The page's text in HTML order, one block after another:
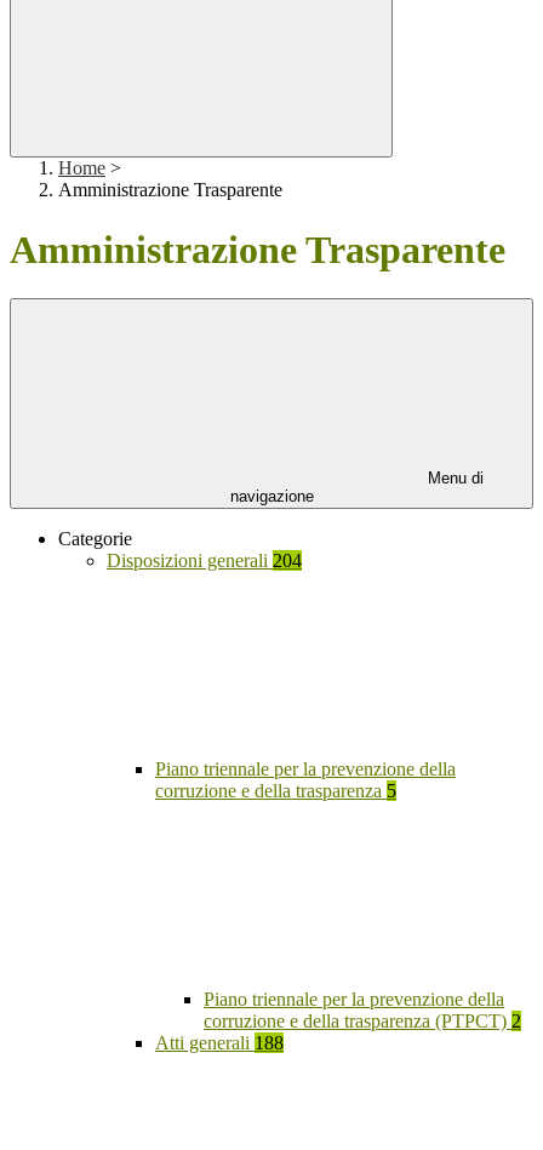
Home >
Amministrazione Trasparente
Amministrazione Trasparente
Menu di
navigazione
Categorie
Disposizioni generali 204
Piano triennale per la prevenzione della
corruzione e della trasparenza 5
Piano triennale per la prevenzione della
corruzione e della trasparenza (PTPCT) 2
Atti generali 188